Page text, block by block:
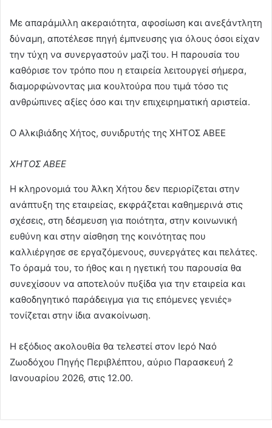
Με απαράμιλλη ακεραιότητα, αφοσίωση και ανεξάντλητη
δύναμη, αποτέλεσε πηγή έμπνευσης για όλους όσοι είχαν
την τύχη να συνεργαστούν μαζί του. Η παρουσία του
καθόρισε τον τρόπο που η εταιρεία λειτουργεί σήμερα,
διαμορφώνοντας μια κουλτούρα που τιμά τόσο τις
ανθρώπινες αξίες όσο και την επιχειρηματική αριστεία.
O Αλκιβιάδης Χήτος, συνιδρυτής της ΧΗΤΟΣ ΑΒΕΕ
ΧΗΤΟΣ ΑΒΕΕ
Η κληρονομιά του Άλκη Χήτου δεν περιορίζεται στην
ανάπτυξη της εταιρείας, εκφράζεται καθημερινά στις
σχέσεις, στη δέσμευση για ποιότητα, στην κοινωνική
ευθύνη και στην αίσθηση της κοινότητας που
καλλιέργησε σε εργαζόμενους, συνεργάτες και πελάτες.
Το όραμά του, το ήθος και η ηγετική του παρουσία θα
συνεχίσουν να αποτελούν πυξίδα για την εταιρεία και
καθοδηγητικό παράδειγμα για τις επόμενες γενιές»
τονίζεται στην ίδια ανακοίνωση.
Η εξόδιος ακολουθία θα τελεστεί στον Ιερό Ναό
Ζωοδόχου Πηγής Περιβλέπτου, αύριο Παρασκευή 2
Ιανουαρίου 2026, στις 12.00.